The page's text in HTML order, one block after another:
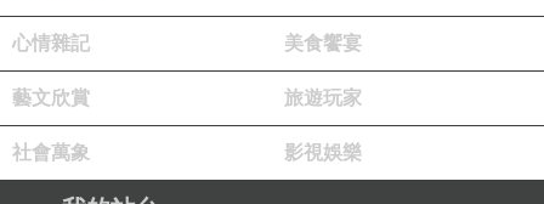
一花開五葉
至人合奏有玄音
曲聲禪中琴瑟鳴
悟真弦指九天上
言意君行坐上聽
心情雜記 美食饗宴
藝文欣賞 旅遊玩家
社會萬象 影視娛樂